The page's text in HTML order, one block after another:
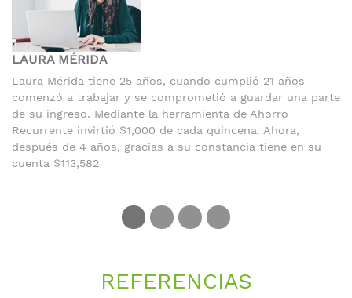
LAURA MÉRIDA
Laura Mérida tiene 25 años, cuando cumplió 21 años
comenzó a trabajar y se comprometió a guardar una parte
de su ingreso. Mediante la herramienta de Ahorro
Recurrente invirtió $1,000 de cada quincena. Ahora,
después de 4 años, gracias a su constancia tiene en su
cuenta $113,582
REFERENCIAS